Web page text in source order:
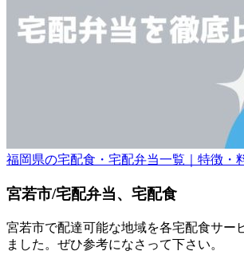
福岡県の宅配食・宅配弁当一覧｜特徴・
宮若市/宅配弁当、宅配食
宮若市で配達可能な地域を各宅配食サー
ました。ぜひ参考になさって下さい。